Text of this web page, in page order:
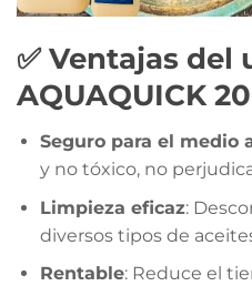
✅ Ventajas del
AQUAQUICK
Seguro para el medio
y no tóxico, no
Limpieza eficaz:
diversos tipos de
Rentable: Reduce el